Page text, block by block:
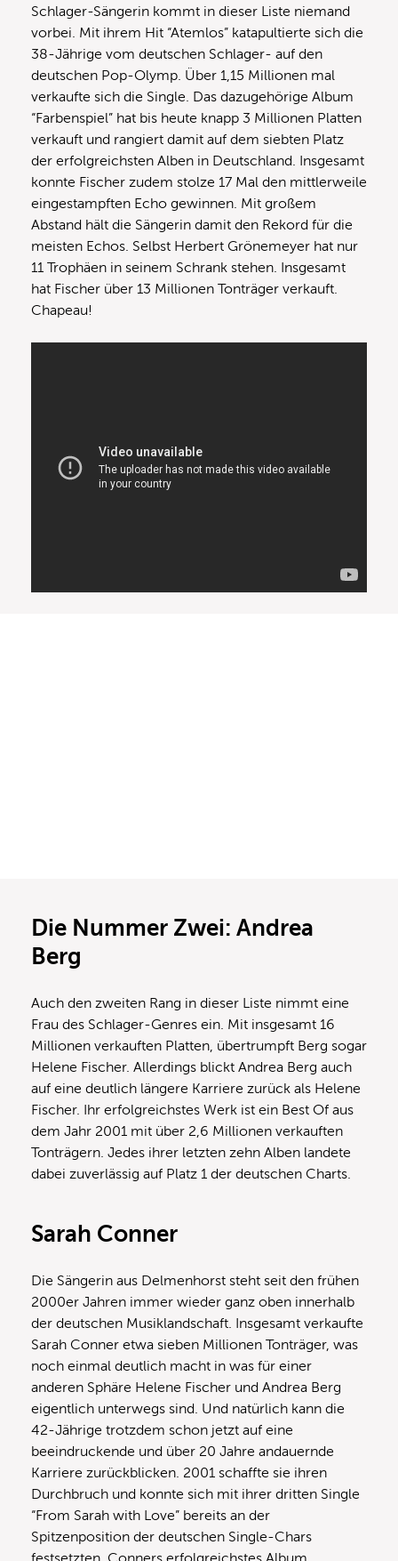
Schlager-Sängerin kommt in dieser Liste niemand
vorbei. Mit ihrem Hit “Atemlos” katapultierte sich die
38-Jährige vom deutschen Schlager- auf den
deutschen Pop-Olymp. Über 1,15 Millionen mal
verkaufte sich die Single. Das dazugehörige Album
“Farbenspiel” hat bis heute knapp 3 Millionen Platten
verkauft und rangiert damit auf dem siebten Platz
der erfolgreichsten Alben in Deutschland. Insgesamt
konnte Fischer zudem stolze 17 Mal den mittlerweile
eingestampften Echo gewinnen. Mit großem
Abstand hält die Sängerin damit den Rekord für die
meisten Echos. Selbst Herbert Grönemeyer hat nur
11 Trophäen in seinem Schrank stehen. Insgesamt
hat Fischer über 13 Millionen Tonträger verkauft.
Chapeau!
Die Nummer Zwei: Andrea
Berg
Auch den zweiten Rang in dieser Liste nimmt eine
Frau des Schlager-Genres ein. Mit insgesamt 16
Millionen verkauften Platten, übertrumpft Berg sogar
Helene Fischer. Allerdings blickt Andrea Berg auch
auf eine deutlich längere Karriere zurück als Helene
Fischer. Ihr erfolgreichstes Werk ist ein Best Of aus
dem Jahr 2001 mit über 2,6 Millionen verkauften
Tonträgern. Jedes ihrer letzten zehn Alben landete
dabei zuverlässig auf Platz 1 der deutschen Charts.
Sarah Conner
Die Sängerin aus Delmenhorst steht seit den frühen
2000er Jahren immer wieder ganz oben innerhalb
der deutschen Musiklandschaft. Insgesamt verkaufte
Sarah Conner etwa sieben Millionen Tonträger, was
noch einmal deutlich macht in was für einer
anderen Sphäre Helene Fischer und Andrea Berg
eigentlich unterwegs sind. Und natürlich kann die
42-Jährige trotzdem schon jetzt auf eine
beeindruckende und über 20 Jahre andauernde
Karriere zurückblicken. 2001 schaffte sie ihren
Durchbruch und konnte sich mit ihrer dritten Single
“From Sarah with Love” bereits an der
Spitzenposition der deutschen Single-Chars